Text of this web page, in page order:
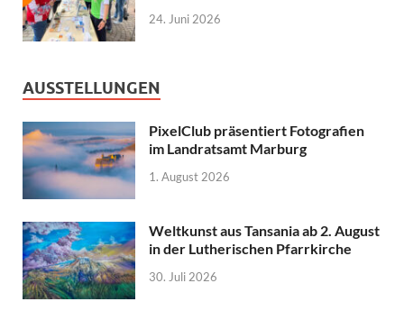
24. Juni 2026
AUSSTELLUNGEN
PixelClub präsentiert Fotografien
im Landratsamt Marburg
1. August 2026
Weltkunst aus Tansania ab 2. August
in der Lutherischen Pfarrkirche
30. Juli 2026